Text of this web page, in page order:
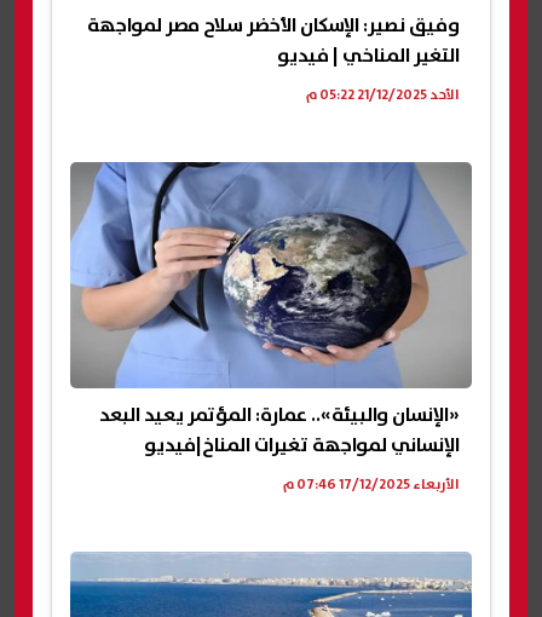
وفيق نصير: الإسكان الأخضر سلاح مصر لمواجهة
التغير المناخي | فيديو
الأحد 21/12/2025 05:22 م
«الإنسان والبيئة».. عمارة: المؤتمر يعيد البعد
الإنساني لمواجهة تغيرات المناخ|فيديو
الأربعاء 17/12/2025 07:46 م